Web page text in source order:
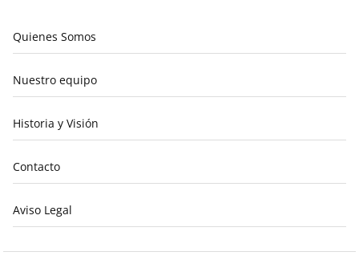
Quienes Somos
Nuestro equipo
Historia y Visión
Contacto
Aviso Legal